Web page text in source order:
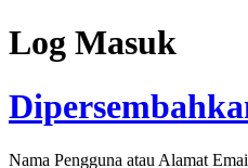
Log Masuk
Nama Pengguna atau Alamat